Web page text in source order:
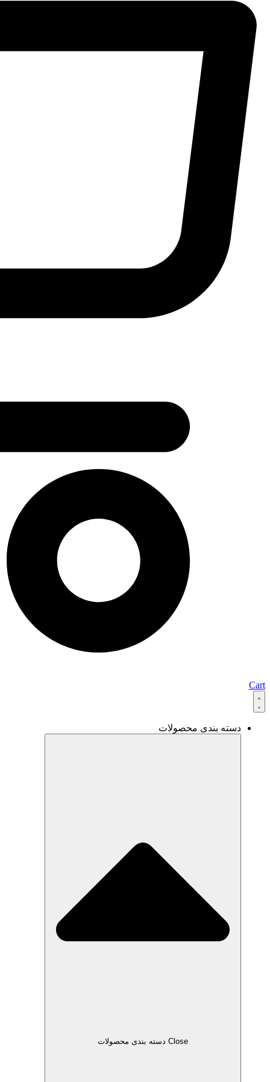
Cart
دسته بندی محصولات
Close دسته بندی محصولات